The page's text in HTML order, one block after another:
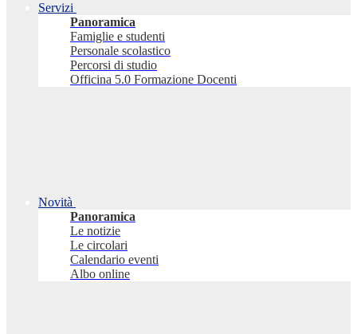
Servizi
Panoramica
Famiglie e studenti
Personale scolastico
Percorsi di studio
Officina 5.0 Formazione Docenti
Novità
Panoramica
Le notizie
Le circolari
Calendario eventi
Albo online